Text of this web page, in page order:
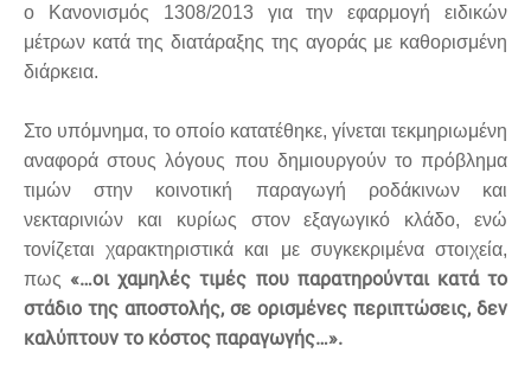
ο Κανονισμός 1308/2013 για την εφαρμογή ειδικών
μέτρων κατά της διατάραξης της αγοράς με καθορισμένη
διάρκεια.
Στο υπόμνημα, το οποίο κατατέθηκε, γίνεται τεκμηριωμένη
αναφορά στους λόγους που δημιουργούν το πρόβλημα
τιμών στην κοινοτική παραγωγή ροδάκινων και
νεκταρινιών και κυρίως στον εξαγωγικό κλάδο, ενώ
τονίζεται χαρακτηριστικά και με συγκεκριμένα στοιχεία,
πως «…οι χαμηλές τιμές που παρατηρούνται κατά το
στάδιο της αποστολής, σε ορισμένες περιπτώσεις, δεν
καλύπτουν το κόστος παραγωγής…».